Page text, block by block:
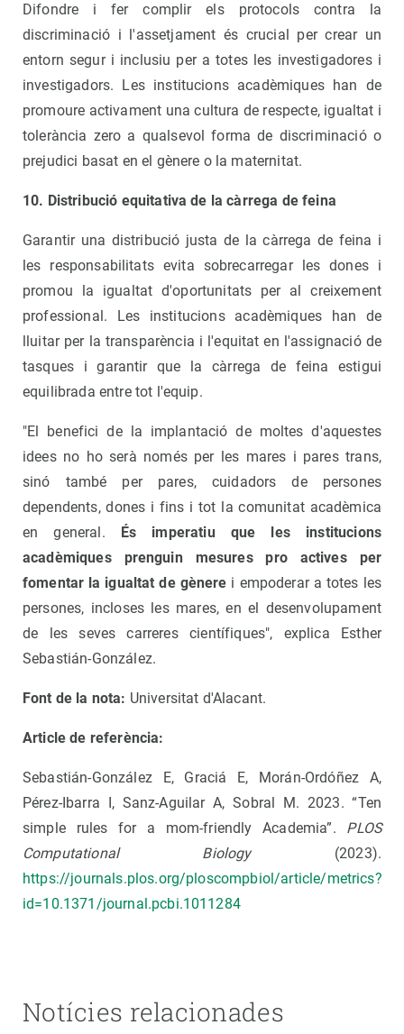
Difondre i fer complir els protocols contra la
discriminació i l'assetjament és crucial per crear un
entorn segur i inclusiu per a totes les investigadores i
investigadors. Les institucions acadèmiques han de
promoure activament una cultura de respecte, igualtat i
tolerància zero a qualsevol forma de discriminació o
prejudici basat en el gènere o la maternitat.
10. Distribució equitativa de la càrrega de feina
Garantir una distribució justa de la càrrega de feina i
les responsabilitats evita sobrecarregar les dones i
promou la igualtat d'oportunitats per al creixement
professional. Les institucions acadèmiques han de
lluitar per la transparència i l'equitat en l'assignació de
tasques i garantir que la càrrega de feina estigui
equilibrada entre tot l'equip.
"El benefici de la implantació de moltes d'aquestes
idees no ho serà només per les mares i pares trans,
sinó també per pares, cuidadors de persones
dependents, dones i fins i tot la comunitat acadèmica
en general.
És imperatiu que les institucions
acadèmiques prenguin mesures pro actives per
fomentar la igualtat de gènere i empoderar a totes les
persones, incloses les mares, en el desenvolupament
de les seves carreres científiques", explica Esther
Sebastián-González.
Font de la nota: Universitat d'Alacant.
Article de referència:
Sebastián-González E, Graciá E, Morán-Ordóñez A,
Pérez-Ibarra I, Sanz-Aguilar A, Sobral M. 2023. “Ten
simple rules for a mom-friendly Academia”. PLOS
Computational Biology (2023).
https://journals.plos.org/ploscompbiol/article/metrics?
id=10.1371/journal.pcbi.1011284
Notícies relacionades